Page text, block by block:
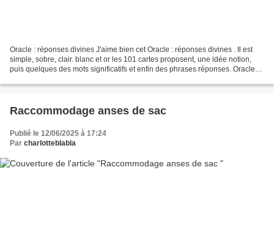
Oracle : réponses divines J'aime bien cet Oracle : réponses divines . Il est
simple, sobre, clair. blanc et or les 101 cartes proposent, une idée notion,
puis quelques des mots significatifs et enfin des phrases réponses. Oracle
Raccommodage anses de sac
Publié le 12/06/2025 à 17:24
Par charlotteblabla